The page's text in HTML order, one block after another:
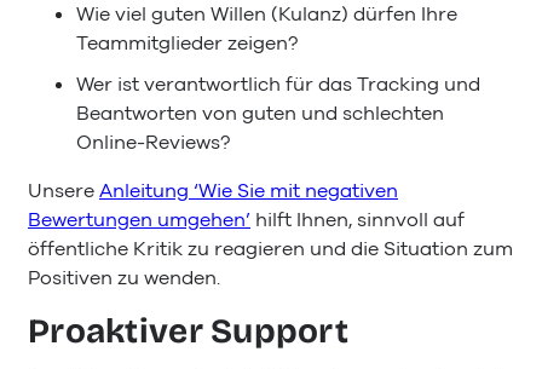
Wie viel guten Willen (Kulanz) dürfen Ihre
Teammitglieder zeigen?
Wer ist verantwortlich für das Tracking und
Beantworten von guten und schlechten
Online-Reviews?
UnsereAnleitung ‘Wie Sie mit negativen
Bewertungen umgehen’ hilft Ihnen, sinnvoll auf
öffentliche Kritik zu reagieren und die Situation zum
Positiven zu wenden.
Proaktiver Support